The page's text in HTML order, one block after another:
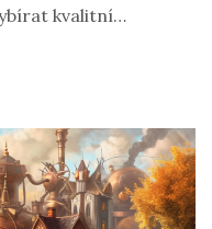
kvalitní